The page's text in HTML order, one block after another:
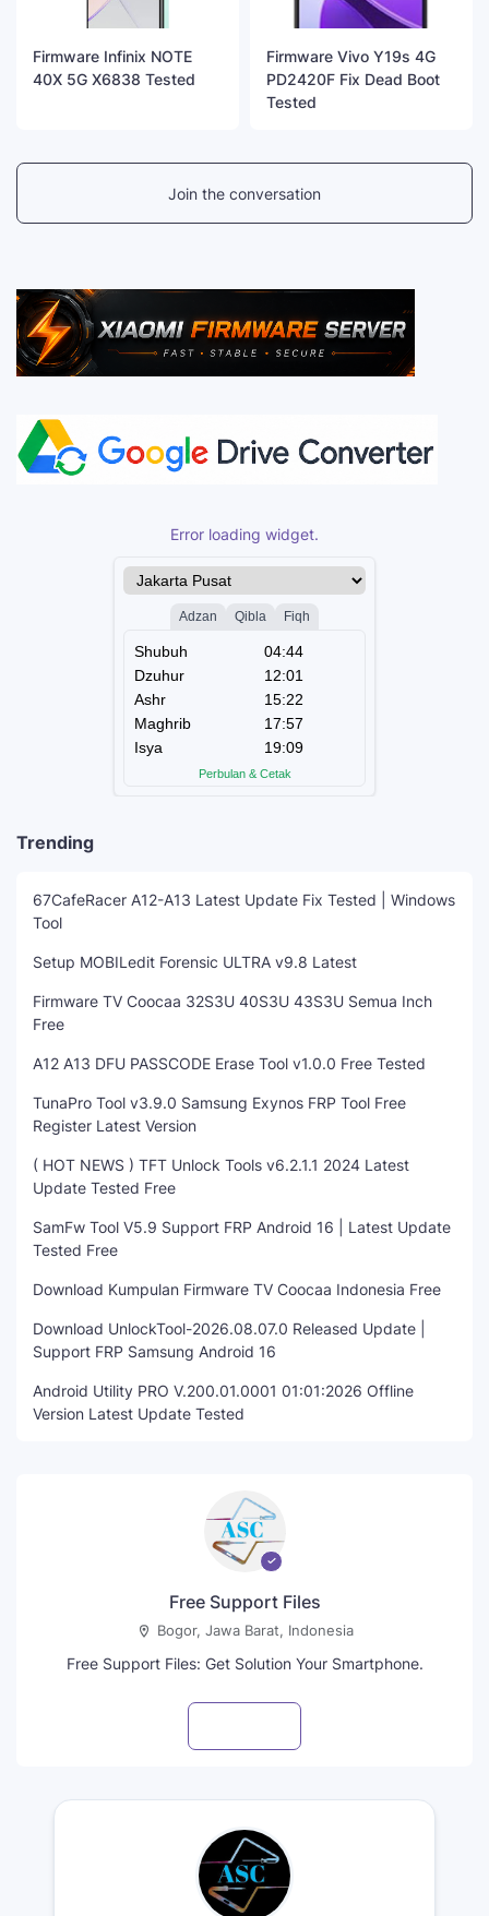
Firmware Infinix NOTE
40X 5G X6838 Tested
Firmware Vivo Y19s 4G
PD2420F Fix Dead Boot
Tested
Join the conversation
Error loading widget.
Trending
67CafeRacer A12-A13 Latest Update Fix Tested | Windows
Tool
Setup MOBILedit Forensic ULTRA v9.8 Latest
Firmware TV Coocaa 32S3U 40S3U 43S3U Semua Inch
Free
A12 A13 DFU PASSCODE Erase Tool v1.0.0 Free Tested
TunaPro Tool v3.9.0 Samsung Exynos FRP Tool Free
Register Latest Version
( HOT NEWS ) TFT Unlock Tools v6.2.1.1 2024 Latest
Update Tested Free
SamFw Tool V5.9 Support FRP Android 16 | Latest Update
Tested Free
Download Kumpulan Firmware TV Coocaa Indonesia Free
Download UnlockTool-2026.08.07.0 Released Update |
Support FRP Samsung Android 16
Android Utility PRO V.200.01.0001 01:01:2026 Offline
Version Latest Update Tested
Free Support Files
Bogor, Jawa Barat, Indonesia
Free Support Files: Get Solution Your Smartphone.